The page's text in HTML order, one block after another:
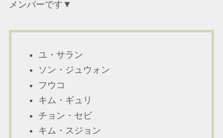
メンバーです▼
ユ・サラン
ソン・ジュウォン
フウコ
キム・ギュリ
チョン・セビ
キム・スジョン